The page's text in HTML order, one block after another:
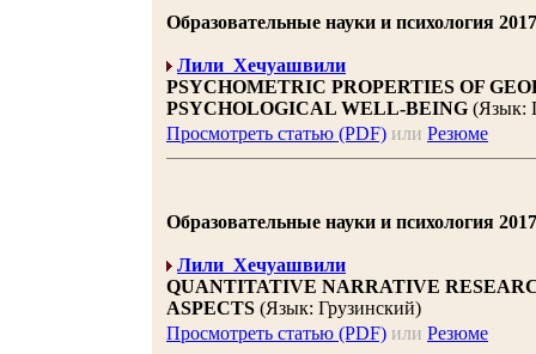
Образовательные науки и психология
Лили Хечуашвили
PSYCHOMETRIC PROPERTIES OF
PSYCHOLOGICAL WELL-BEING (Язык:
Просмотреть статью (PDF) или Резюме
Образовательные науки и психология
Лили Хечуашвили
QUANTITATIVE NARRATIVE
ASPECTS (Язык: Грузинский)
Просмотреть статью (PDF) или Резюме